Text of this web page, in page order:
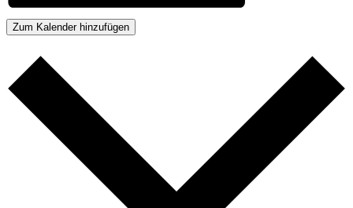
Zum Kalender hinzufügen